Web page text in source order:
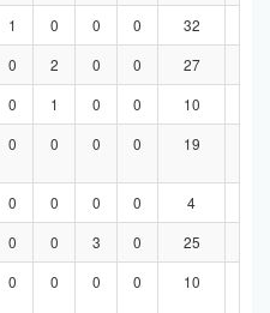
1 0 0 0 32
0 2 0 0 27
0 1 0 0 10
0 0 0 0 19
0 0 0 0 4
0 0 3 0 25
0 0 0 0 10